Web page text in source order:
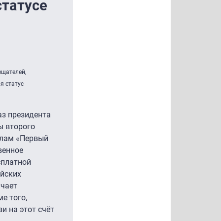
статус
президента
второго
«Первый
того,
на этот счёт